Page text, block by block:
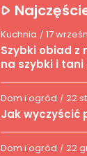
Kuchnia / 17
Szybki obiad z
na szybki i
Dom i ogród / 22
Jak wyczyścić
Dom i ogród / 22